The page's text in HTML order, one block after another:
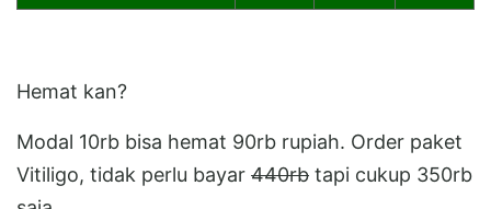
Hemat kan?
Modal 10rb bisa hemat 90rb rupiah. Order paket
Vitiligo, tidak perlu bayar 440rb tapi cukup 350rb